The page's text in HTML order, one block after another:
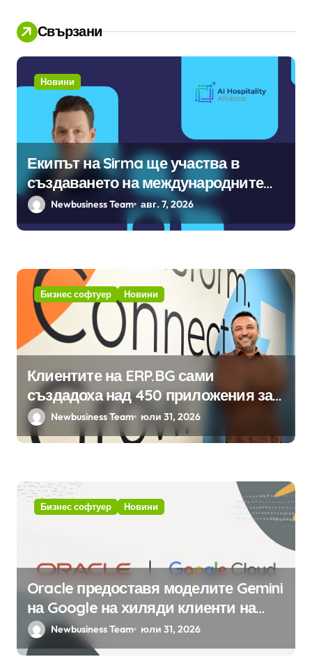
Свързани
Новини
Екипът на Sirma ще участва в
създаването на международните
стандарти за навлизане на
изкуствен интелект в
Newbusiness Team авг. 7, 2026
Бизнес софтуер Новини
Клиентите на ERP.BG сами
създадоха над 450 приложения за
ERP системата с помощта на
вградения в нея изкуствен
Newbusiness Team юли 31, 2026
Бизнес софтуер Новини
Oracle предоставя моделите Gemini
на Google на хиляди клиенти на
бизнес приложения
Newbusiness Team юли 31, 2026